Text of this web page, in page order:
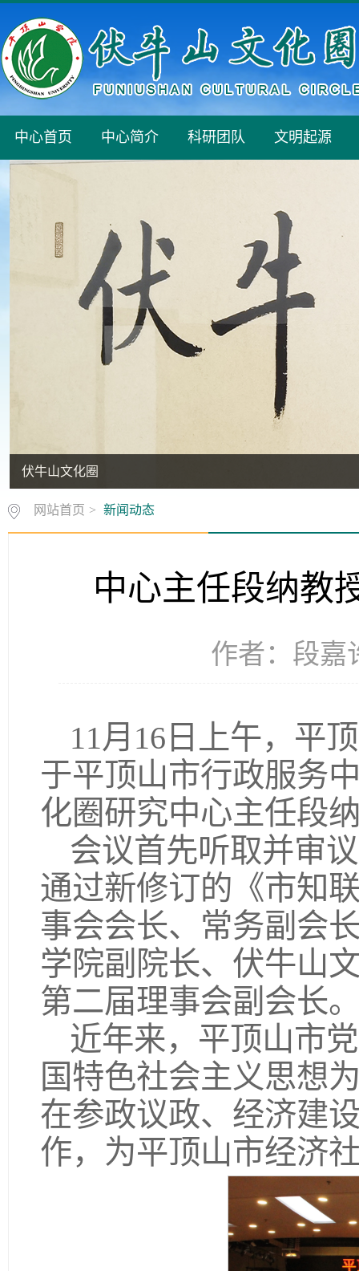
中心首页 中心简介 科研团队 文明起源
伏牛山文化圈
网站首页 > 新闻动态
中心主任段纳教
作者：段嘉
11月16日上午，平
于平顶山市行政服务
化圈研究中心主任段
会议首先听取并审
通过新修订的《市知
事会会长、常务副会
学院副院长、伏牛山
第二届理事会副会长
近年来，平顶山市
国特色社会主义思想
在参政议政、经济建
作，为平顶山市经济